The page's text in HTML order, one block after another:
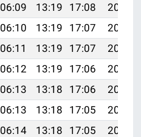
06:09 13:19 17:08
20:19
06:10 13:19 17:07
20:18
06:11 13:19 17:07
20:17
06:12 13:19 17:06
20:16
06:13 13:18 17:06
20:14
06:13 13:18 17:05
20:13
06:14 13:18 17:05
20:12